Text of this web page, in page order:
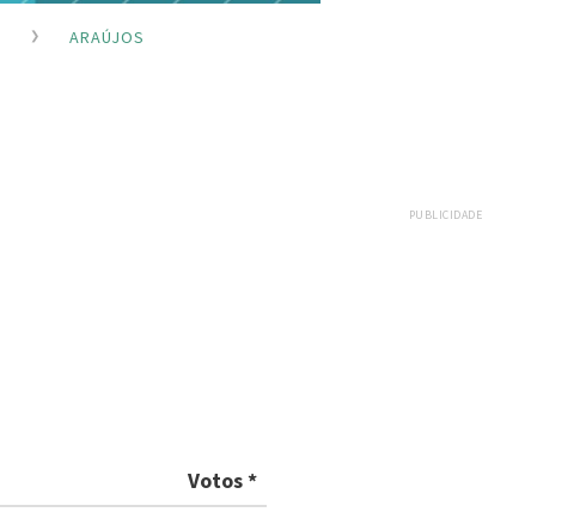
ARAÚJOS
PUBLICIDADE
Votos *